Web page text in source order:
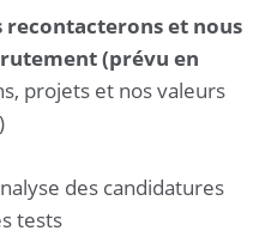
recontacterons et nous
(prévu en
projets et nos valeurs
des candidatures
tests